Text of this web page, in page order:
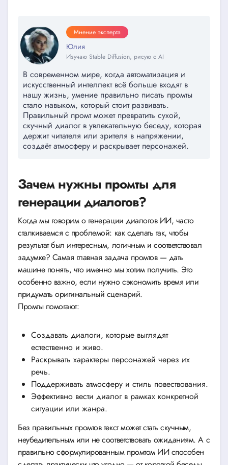
Мнение эксперта
Юлия
Изучаю Stable Diffusion, рисую с AI
В современном мире, когда автоматизация и
искусственный интеллект всё больше входят в
нашу жизнь, умение правильно писать промты
стало навыком, который стоит развивать.
Правильный промт может превратить сухой,
скучный диалог в увлекательную беседу, которая
держит читателя или зрителя в напряжении,
создаёт атмосферу и раскрывает персонажей.
Зачем нужны промты для
генерации диалогов?
Когда мы говорим о генерации диалогов ИИ, часто
сталкиваемся с проблемой: как сделать так, чтобы
результат был интересным, логичным и соответствовал
задумке? Самая главная задача промтов — дать
машине понять, что именно мы хотим получить. Это
особенно важно, если нужно сэкономить время или
придумать оригинальный сценарий.
Промты помогают:
Создавать диалоги, которые выглядят
естественно и живо.
Раскрывать характеры персонажей через их
речь.
Поддерживать атмосферу и стиль повествования.
Эффективно вести диалог в рамках конкретной
ситуации или жанра.
Без правильных промтов текст может стать скучным,
неубедительным или не соответствовать ожиданиям. А с
правильно сформулированным промтом ИИ способен